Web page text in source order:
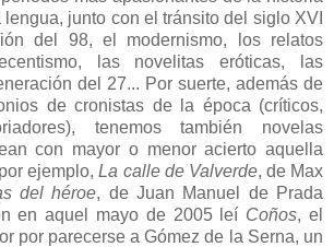
lengua, junto con el tránsito del siglo XVI
del 98, el modernismo, los relatos
las novelitas eróticas, las
del 27... Por suerte, además de
de cronistas de la época (críticos,
tenemos también novelas
con mayor o menor acierto aquella
ejemplo,La calle de Valverde, de Max
del héroe, de Juan Manuel de Prada
en aquel mayo de 2005 leí Coños, el
por parecerse a Gómez de la Serna, un